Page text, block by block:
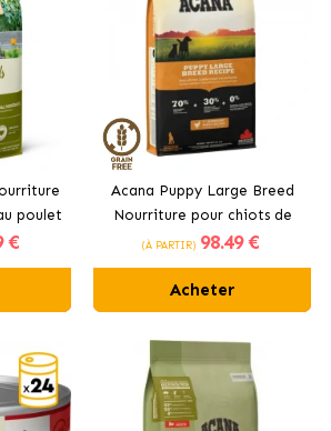
poulet
€
Acana Puppy Large Breed
Nourriture pour chiots de
grandes races au poulet
(À PARTIR) 98.49 €
Acheter